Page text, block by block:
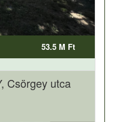
53.5 M Ft
Csörgey utca